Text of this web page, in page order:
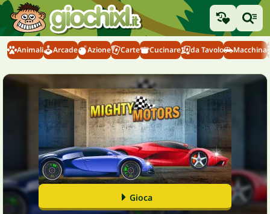
Animali Arcade Azione Carte Cucinare da Tavolo Macchina
Gioca